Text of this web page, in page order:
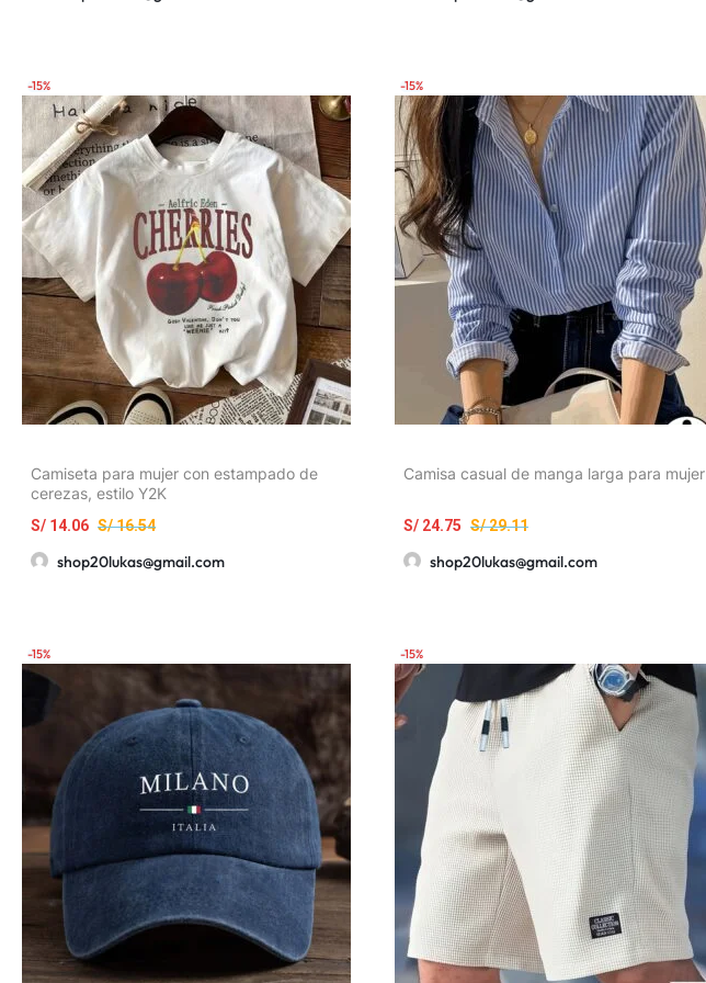
-15%
Camiseta para mujer con estampado de
cerezas, estilo Y2K
S/16.54
S/ 14.06
shop20lukas@gmail.com
-15%
Camisa casual de manga larga para mujer
S/29.11
S/ 24.75
shop20lukas@gmail.com
-15% -15%